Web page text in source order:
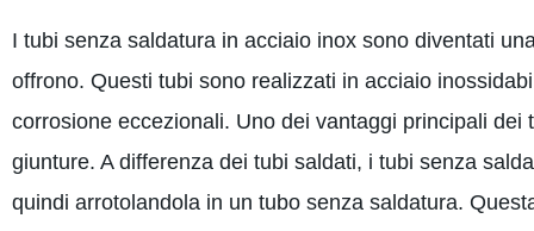
I tubi senza saldatura in acciaio inox sono diventati
offrono. Questi tubi sono realizzati in acciaio
corrosione eccezionali. Uno dei vantaggi principali
giunture. A differenza dei tubi saldati, i tubi senza
quindi arrotolandola in un tubo senza saldatura.